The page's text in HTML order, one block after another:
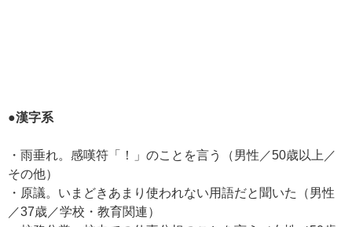
●漢字系
・雨垂れ。感嘆符「！」のことを言う（男性／50歳以上／
その他）
・原議。いまどきあまり使われない用語だと聞いた（男性
／37歳／学校・教育関連）